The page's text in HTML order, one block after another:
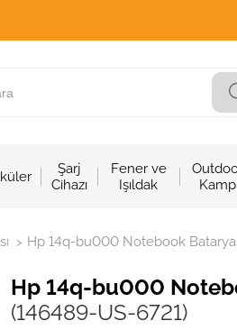
Şarj
Cihazı
Fener ve
Işıldak
Kamp
> Hp 14q-bu000 Notebook
Hp 14q-bu000
(146489-US-6721)